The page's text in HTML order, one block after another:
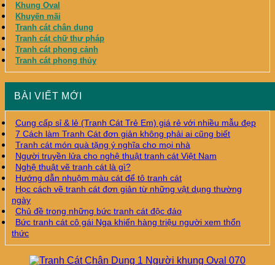
Khung Oval
Khuyến mãi
Tranh cát chân dung
Tranh cát chữ thư pháp
Tranh cát phong cảnh
Tranh cát phong thủy
BÀI VIẾT MỚI
Cung cấp sỉ & lẻ (Tranh Cát Trẻ Em) giá rẻ với nhiều mẫu đẹp
7 Cách làm Tranh Cát đơn giản không phải ai cũng biết
Tranh cát món quà tặng ý nghĩa cho mọi nhà
Người truyền lửa cho nghệ thuật tranh cát Việt Nam
Nghệ thuật vẽ tranh cát là gì?
Hướng dẫn nhuộm màu cát để tô tranh cát
Học cách vẽ tranh cát đơn giản từ những vật dụng thường
ngày
Chủ đề trong những bức tranh cát độc đáo
Bức tranh cát cô gái Nga khiến hàng triệu người xem thổn
thức